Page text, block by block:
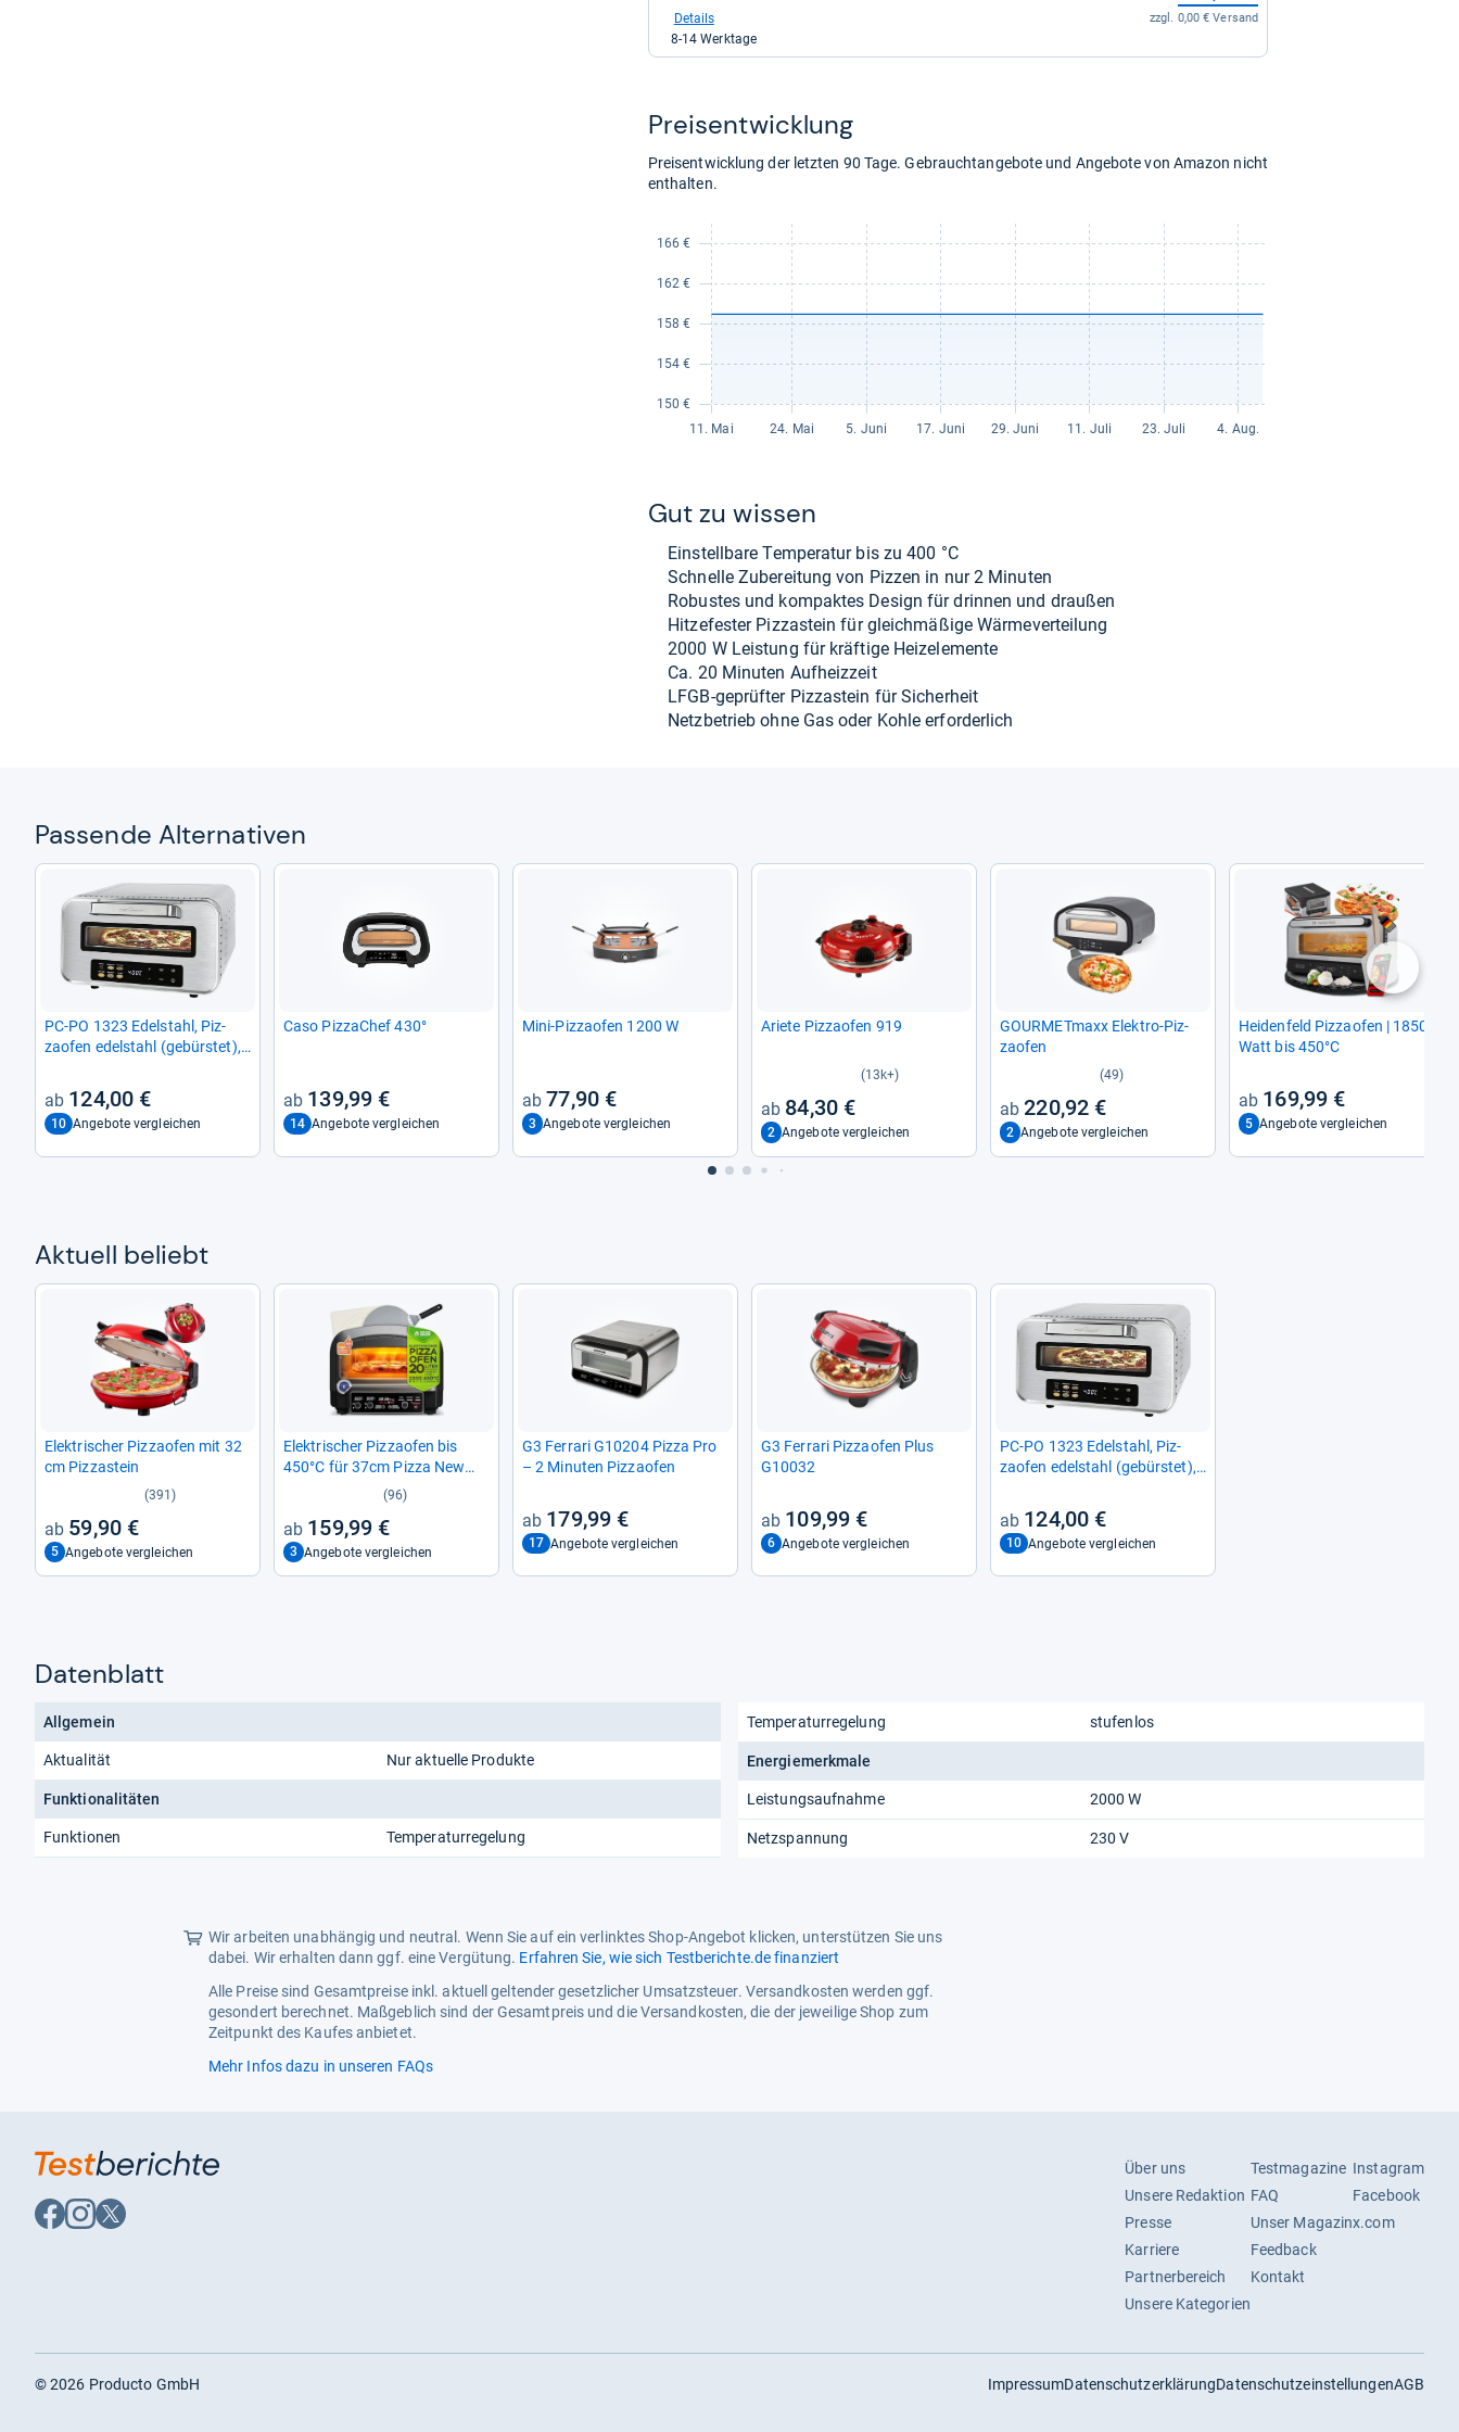
galaxus
für
zzgl. 0,00 € Versand
Details
8-14 Werktage
Preis­ent­wick­lung
Preisentwicklung der letzten 90 Tage. Gebrauchtangebote und Angebote von Amazon nicht
enthalten.
Gut zu wis­sen
Ein­stell­bare Tem­pe­ra­tur bis zu 400 °C
Schnelle Zube­rei­tung von Piz­zen in nur 2 Minu­ten
Robus­tes und kom­pak­tes Design für drin­nen und drau­ßen
Hit­ze­fes­ter Pizza­stein für gleich­mä­ßige Wär­me­ver­tei­lung
2000 W Leis­tung für kräf­tige Hei­z­ele­mente
Ca. 20 Minu­ten Auf­heiz­zeit
LFGB-​geprüf­ter Pizza­stein für Sicher­heit
Netz­be­trieb ohne Gas oder Kohle erfor­der­lich
Pas­sende Alter­na­ti­ven
PC-​PO 1323 Edel­stahl, Piz­
zao­fen edel­stahl (gebürs­tet),
31,5cm, inkl. Pizza­schie­ber
124,00 €
10 Angebote vergleichen
Caso Piz­za­Chef 430°
139,99 €
14 Angebote vergleichen
Mini-​Piz­zao­fen 1200 W
77,90 €
3 Angebote vergleichen
Ariete Piz­zao­fen 919
(13k+)
84,30 €
2 Angebote vergleichen
GOUR­MET­maxx Elek­tro-​Piz­
zao­fen
(49)
220,92 €
2 Angebote vergleichen
Hei­den­feld Piz­zao­fen | 1850
Watt bis 450°C
169,99 €
5 Angebote vergleichen
nächste
Aktu­ell beliebt
Elek­tri­scher Piz­zao­fen mit 32
cm Pizza­stein
(391)
59,90 €
5 Angebote vergleichen
Elek­tri­scher Piz­zao­fen bis
450°C für 37cm Pizza New
(96)
159,99 €
3 Angebote vergleichen
G3 Fer­rari G10204 Pizza Pro
– 2 Minu­ten Piz­zao­fen
179,99 €
17 Angebote vergleichen
G3 Fer­rari Piz­zao­fen Plus
G10032
109,99 €
6 Angebote vergleichen
PC-​PO 1323 Edel­stahl, Piz­
zao­fen edel­stahl (gebürs­tet),
31,5cm, inkl. Pizza­schie­ber
124,00 €
10 Angebote vergleichen
Datenblatt
Allgemein
Aktualität Nur aktuelle Produkte
Funktionalitäten
Funktionen Temperaturregelung
Temperaturregelung stufenlos
Energiemerkmale
Leistungsaufnahme 2000 W
Netzspannung 230 V
Wir arbeiten unabhängig und neutral. Wenn Sie auf ein verlinktes Shop-Angebot klicken, unterstützen Sie uns
dabei. Wir erhalten dann ggf. eine Vergütung. Erfahren Sie, wie sich Testberichte.de finanziert
Alle Preise sind Gesamtpreise inkl. aktuell geltender gesetzlicher Umsatzsteuer. Versandkosten werden ggf.
gesondert berechnet. Maßgeblich sind der Gesamtpreis und die Versandkosten, die der jeweilige Shop zum
Zeitpunkt des Kaufes anbietet.
Mehr Infos dazu in unseren FAQs
Auf
Facebook
Auf
Instagram
Auf
X
Über uns
Unsere Redaktion
Presse
Karriere
Partnerbereich
Unsere Kategorien
Testmagazine
FAQ
Unser Magazin
Feedback
Kontakt
Instagram
Facebook
x.com
ImpressumDatenschutzerklärungDatenschutzeinstellungenAGB
©2026 Producto GmbH